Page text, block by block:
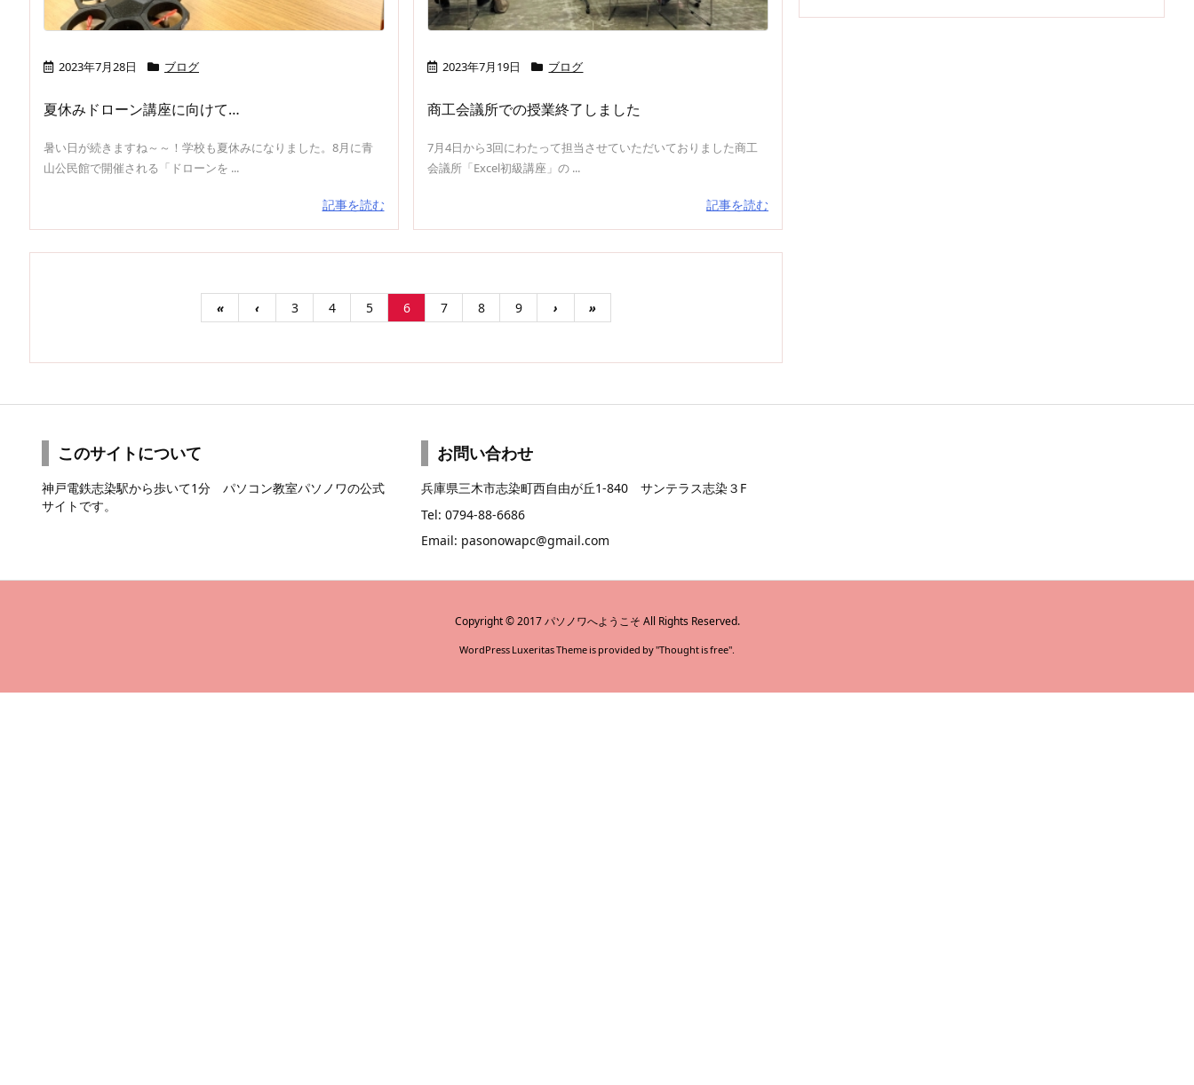
2023年7月28日 ブログ
夏休みドローン講座に向けて…
暑い日が続きますね～～！学校も夏休みになりました。8月に青
山公民館で開催される「ドローンを ...
記事を読む
2023年7月19日 ブログ
商工会議所での授業終了しました
7月4日から3回にわたって担当させていただいておりました商工
会議所「Excel初級講座」の ...
記事を読む
« ‹ 3 4 5 6 7 8 9 › »
このサイトについて
神戸電鉄志染駅から歩いて1分 パソコン教室パソノワの公式
サイトです。
お問い合わせ
兵庫県三木市志染町西自由が丘1-840 サンテラス志染３F
Tel: 0794-88-6686
Email: pasonowapc@gmail.com
Copyright ©2017 パソノワへようこそ All Rights Reserved.
WordPress Luxeritas Theme is provided by "Thought is free".